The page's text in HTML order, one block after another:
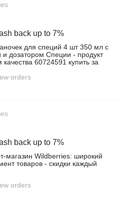
back up to 7%
для специй 4 шт 350 мл с
и дозатором Специи - продукт
60724591 купить за
orders
back up to 7%
Wildberries: широкий
товаров - скидки каждый
orders